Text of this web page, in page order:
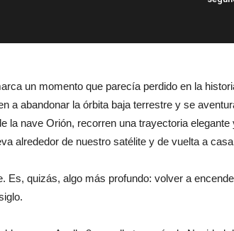
un momento que parecía perdido en la
a abandonar la órbita baja terrestre y se
la nave Orión, recorren una trayectoria
alrededor de nuestro satélite y de vuelta a
Es, quizás, algo más profundo: volver a